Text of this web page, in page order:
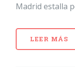
Madrid estalla
LEER MÁS